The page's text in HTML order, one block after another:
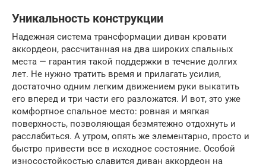
Уникальность конструкции
Надежная система трансформации диван кровати
аккордеон, рассчитанная на два широких спальных
места — гарантия такой поддержки в течение долгих
лет. Не нужно тратить время и прилагать усилия,
достаточно одним легким движением руки выкатить
его вперед и три части его разложатся. И вот, это уже
комфортное спальное место: ровная и мягкая
поверхность, позволяющая безмятежно отдохнуть и
расслабиться. А утром, опять же элементарно, просто и
быстро привести все в исходное состояние. Особой
износостойкостью славится диван аккордеон на